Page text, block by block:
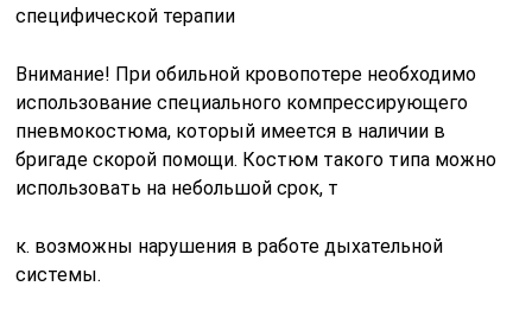
специфической терапии
Внимание! При обильной кровопотере необходимо
использование специального компрессирующего
пневмокостюма, который имеется в наличии в
бригаде скорой помощи. Костюм такого типа можно
использовать на небольшой срок, т
к. возможны нарушения в работе дыхательной
системы.